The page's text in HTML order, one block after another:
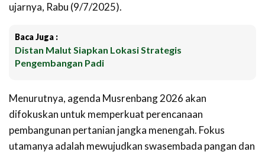
ujarnya, Rabu (9/7/2025).
Baca Juga :
Distan Malut Siapkan Lokasi Strategis
Pengembangan Padi
Menurutnya, agenda Musrenbang 2026 akan
difokuskan untuk memperkuat perencanaan
pembangunan pertanian jangka menengah. Fokus
utamanya adalah mewujudkan swasembada pangan dan